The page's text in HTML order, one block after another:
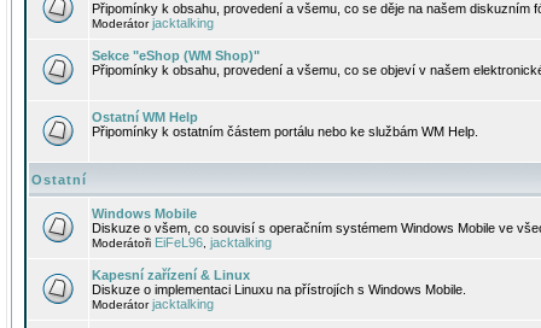
Připomínky k obsahu, provedení a všemu, co se děje na našem diskuzním
Moderátorjacktalking
Sekce "eShop (WM Shop)"
Připomínky k obsahu, provedení a všemu, co se objeví v našem
Ostatní WM Help
Připomínky k ostatním částem portálu nebo ke službám WM Help.
Ostatní
Windows Mobile
Diskuze o všem, co souvisí s operačním systémem Windows Mobile ve
Moderátoři EiFeL96 jacktalking
Kapesní zařízení & Linux
Diskuze o implementaci Linuxu na přístrojích s Windows Mobile.
Moderátorjacktalking